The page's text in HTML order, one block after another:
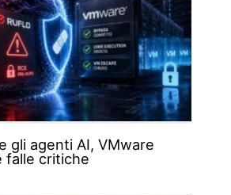
gli agenti AI, VMware
falle critiche